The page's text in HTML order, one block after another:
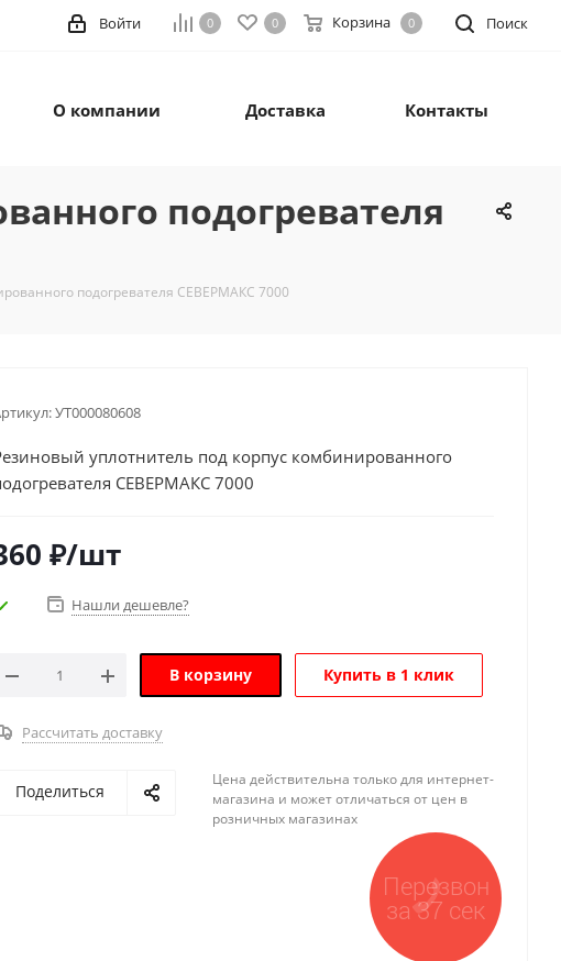
Поиск
0 0 Корзина 0
Войти
О компании Доставка Контакты
подогревателя
подогревателя СЕВЕРМАКС 7000
УТ000080608
уплотнитель под корпус комбинированного
СЕВЕРМАКС 7000
₽/шт
Нашли дешевле?
В корзину Купить в 1 клик
Рассчитать доставку
Поделиться
Цена действительна только для интернет-
магазина и может отличаться от цен в
розничных магазинах
Перезвон
за 37 сек